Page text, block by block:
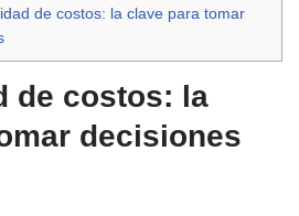
de costos: la clave para tomar
de costos: la
decisiones